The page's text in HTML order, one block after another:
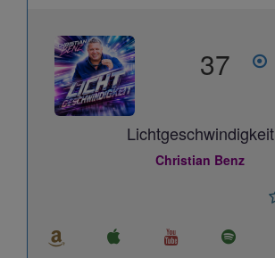
37
Lichtgeschwindigkeit
Christian Benz